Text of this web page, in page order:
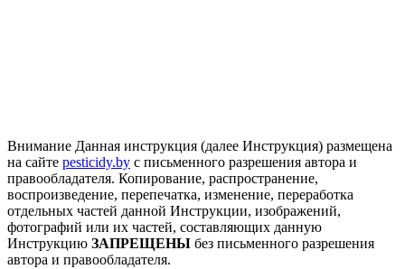
Внимание Данная инструкция (далее Инструкция) размещена
на сайте pesticidy.by с письменного разрешения автора и
правообладателя. Копирование, распространение,
воспроизведение, перепечатка, изменение, переработка
отдельных частей данной Инструкции, изображений,
фотографий или их частей, составляющих данную
Инструкцию ЗАПРЕЩЕНЫ без письменного разрешения
автора и правообладателя.